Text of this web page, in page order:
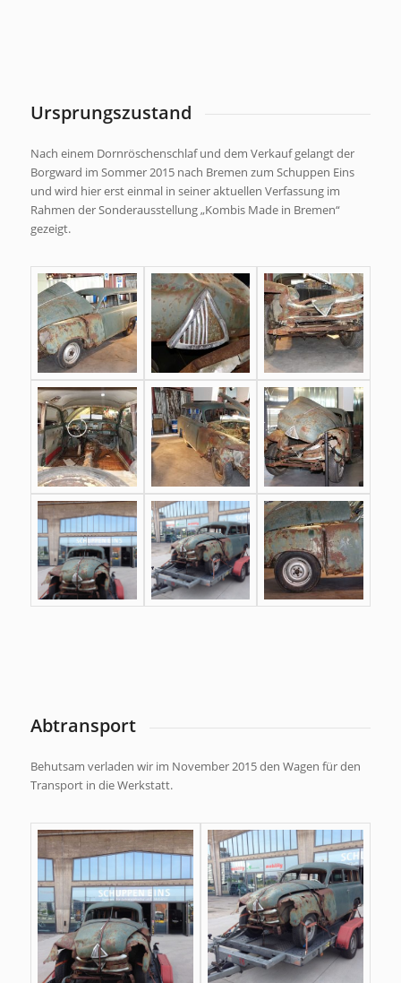
Ursprungszustand
Nach einem Dornröschenschlaf und dem Verkauf gelangt der
Borgward im Sommer 2015 nach Bremen zum Schuppen Eins
und wird hier erst einmal in seiner aktuellen Verfassung im
Rahmen der Sonderausstellung „Kombis Made in Bremen“
gezeigt.
Abtransport
Behutsam verladen wir im November 2015 den Wagen für den
Transport in die Werkstatt.